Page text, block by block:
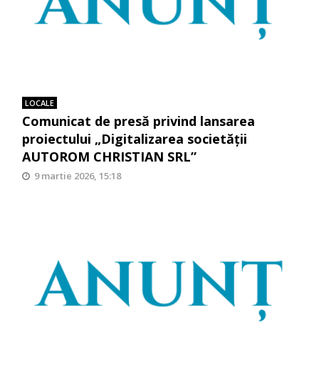
LOCALE
Comunicat de presă privind lansarea
proiectului „Digitalizarea societății
AUTOROM CHRISTIAN SRL”
9 martie 2026, 15:18